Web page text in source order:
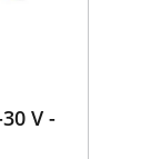
V -